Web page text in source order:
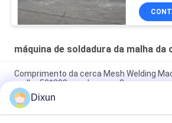
máquina de soldadura da malha da
Comprimento da cerca Mesh Welding
malha 50*200mm da cerca 3m
Tamanho da malha 50*50mm Máquina
de vedação de 3 mm de fio galvanizado
Dixun